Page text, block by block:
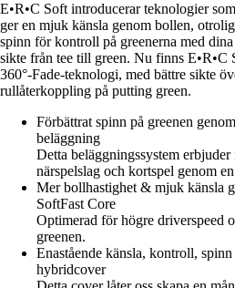
E•R•C Soft introducerar teknologier
ger en mjuk känsla genom bollen,
spinn för kontroll på greenerna med
sikte från tee till green. Nu finns E•R•C
360°-Fade-teknologi, med bättre sikte
rullåterkoppling på putting green.
Förbättrat spinn på greenen
beläggning
Detta beläggningssystem
närspelslag och kortspel genom
Mer bollhastighet & mjuk känsla
SoftFast Core
Optimerad för högre driverspeed
greenen.
Enastående känsla, kontroll,
hybridcover